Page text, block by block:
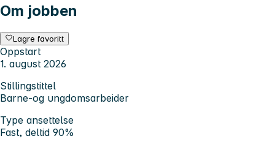
Om jobben
Lagre favoritt
Oppstart
1. august 2026
Stillingstittel
Barne-og ungdomsarbeider
Type ansettelse
Fast, deltid 90%